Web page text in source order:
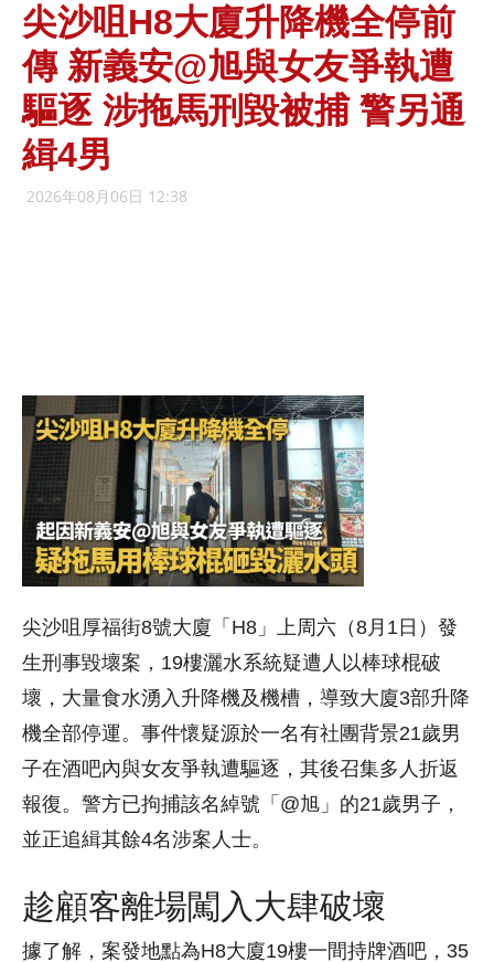
尖沙咀H8大廈升降機全停前
傳 新義安@旭與女友爭執遭
驅逐 涉拖馬刑毀被捕 警另通
緝4男
2026年08月06日 12:38
尖沙咀厚福街8號大廈「H8」上周六（8月1日）發
生刑事毀壞案，19樓灑水系統疑遭人以棒球棍破
壞，大量食水湧入升降機及機槽，導致大廈3部升降
機全部停運。事件懷疑源於一名有社團背景21歲男
子在酒吧內與女友爭執遭驅逐，其後召集多人折返
報復。警方已拘捕該名綽號「@旭」的21歲男子，
並正追緝其餘4名涉案人士。
趁顧客離場闖入大肆破壞
據了解，案發地點為H8大廈19樓一間持牌酒吧，35